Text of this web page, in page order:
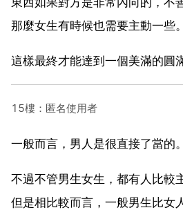
那麼女生有時候也需要主動一些。
這樣最終才能達到一個美滿的圓
15樓：匿名使用者
一般而言，男人是很直接了當的。
不過不管男生女生，都有人比較
但是相比較而言，一般男生比女